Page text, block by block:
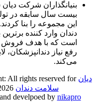
بنیانگذاران شرکت دیان
بیست سال سابقه در
این مجموعه را بنا
دندان وارد کننده
است که با هدف فروش
رفع نیاز دندانپزشکان،
می‌کند.
All rights reserved for دیان
سلامت دندان
develpoed by nikapro